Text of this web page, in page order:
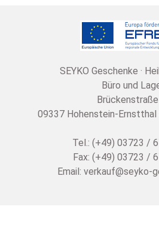
SEYKO Geschenke ·
Büro und
09337 Hohenstein-Ernstthal
Tel.: (+49) 03723 /
Fax: (+49) 03723 /
Email: verkauf@seyko-